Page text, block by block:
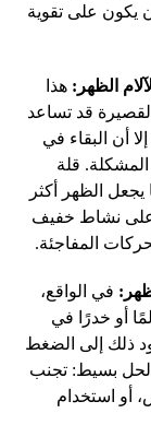
يكون على تقوية
هذا
قد تساعد
أن البقاء في
قلة
الظهر أكثر
على نشاط خفيف
المفاجئة.
في الواقع،
أو خدرًا في
ذلك إلى الضغط
بسيط: تجنب
أو استخدام